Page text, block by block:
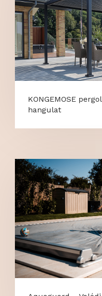
KONGEMOSE
hangulat